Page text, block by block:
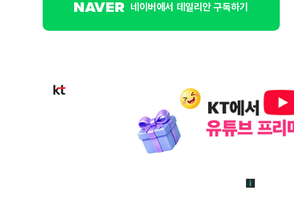
네이버에서 데일리안 구독하기